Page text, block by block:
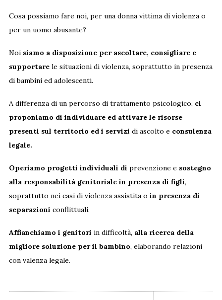
Cosa possiamo fare noi, per una donna vittima di violenza o
per un uomo abusante?
Noi siamo a disposizione per ascoltare, consigliare e
supportarele situazioni di violenza, soprattutto in presenza
di bambini ed adolescenti.
A differenza di un percorso di trattamento psicologico, ci
proponiamo di individuare ed attivare le risorse
presenti sul territorio ed i servizi di ascolto e consulenza
legale.
Operiamo progetti individuali di prevenzione e sostegno
alla responsabilità genitoriale in presenza di figli,
soprattutto nei casi di violenza assistita o in presenza di
separazioni conflittuali.
Affianchiamo i genitori in difficoltà, alla ricerca della
migliore soluzione per il bambino, elaborando relazioni
con valenza legale.